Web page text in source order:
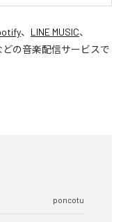
、 LINE MUSIC、
どの音楽配信サービスで
poncotu